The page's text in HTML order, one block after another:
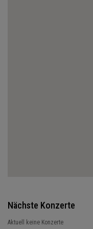
Nächste Konzerte
Aktuell keine Konzerte